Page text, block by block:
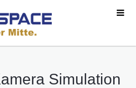
Simulation